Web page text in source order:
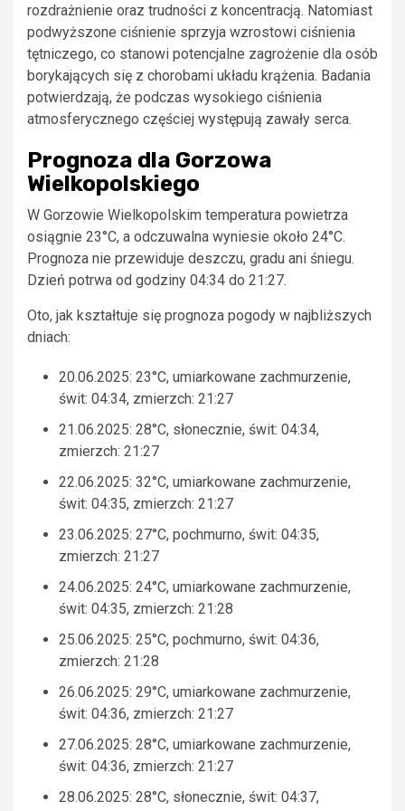
rozdrażnienie oraz trudności z koncentracją. Natomiast
podwyższone ciśnienie sprzyja wzrostowi ciśnienia
tętniczego, co stanowi potencjalne zagrożenie dla osób
borykających się z chorobami układu krążenia. Badania
potwierdzają, że podczas wysokiego ciśnienia
atmosferycznego częściej występują zawały serca.
Prognoza dla Gorzowa
Wielkopolskiego
W Gorzowie Wielkopolskim temperatura powietrza
osiągnie 23°C, a odczuwalna wyniesie około 24°C.
Prognoza nie przewiduje deszczu, gradu ani śniegu.
Dzień potrwa od godziny 04:34 do 21:27.
Oto, jak kształtuje się prognoza pogody w najbliższych
dniach:
20.06.2025: 23°C, umiarkowane zachmurzenie,
świt: 04:34, zmierzch: 21:27
21.06.2025: 28°C, słonecznie, świt: 04:34,
zmierzch: 21:27
22.06.2025: 32°C, umiarkowane zachmurzenie,
świt: 04:35, zmierzch: 21:27
23.06.2025: 27°C, pochmurno, świt: 04:35,
zmierzch: 21:27
24.06.2025: 24°C, umiarkowane zachmurzenie,
świt: 04:35, zmierzch: 21:28
25.06.2025: 25°C, pochmurno, świt: 04:36,
zmierzch: 21:28
26.06.2025: 29°C, umiarkowane zachmurzenie,
świt: 04:36, zmierzch: 21:27
27.06.2025: 28°C, umiarkowane zachmurzenie,
świt: 04:36, zmierzch: 21:27
28.06.2025: 28°C, słonecznie, świt: 04:37,